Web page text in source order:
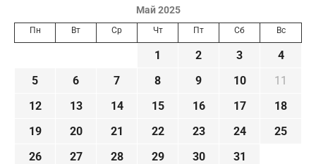
Май 2025
Пн Вт Ср Чт Пт Сб Вс
1 2 3
4
5
6 7 8 9 10
11
12
13 14 15 16 17
18
19
20 21 22 23 24
25
26
27 28 29 30
31